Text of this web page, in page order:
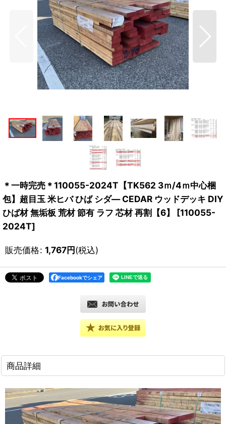
＊一時完売＊110055-2024T【TK562 3ｍ/4ｍ中心梱
包】超目玉 米ヒバ ひば シダ― CEDAR ウッドデッキ DIY
ひば材 無垢板 荒材 節有 ラフ 芯材 再割【6】
[110055-
2024T]
販売価格: 1,767円(税込)
Facebookでシェア
商品詳細